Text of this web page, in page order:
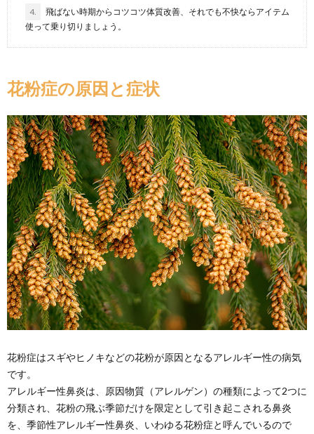
4.
飛ばない時期からコツコツ体質改善、それでも不快ならアイテム
使って乗り切りましょう。
花粉症の原因と症状
花粉症はスギやヒノキなどの花粉が原因となるアレルギー性の病気
です。
アレルギー性鼻炎は、原因物質（アレルゲン）の種類によって2つに
分類され、花粉の飛ぶ季節だけを限定として引き起こされる鼻炎
を、季節性アレルギー性鼻炎、いわゆる花粉症と呼んでいるので